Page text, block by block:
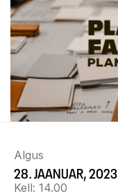
Algus
28. JAANUAR, 2023
Kell: 14.00